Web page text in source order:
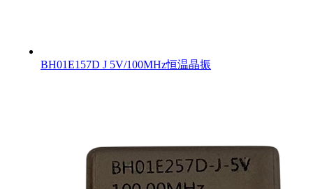
BH01E157D J 5V/100MHz恒温晶振